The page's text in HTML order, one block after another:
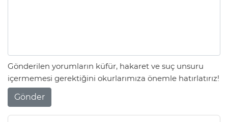
Gönderilen yorumların küfür, hakaret ve suç unsuru
içermemesi gerektiğini okurlarımıza önemle hatırlatırız!
Gönder